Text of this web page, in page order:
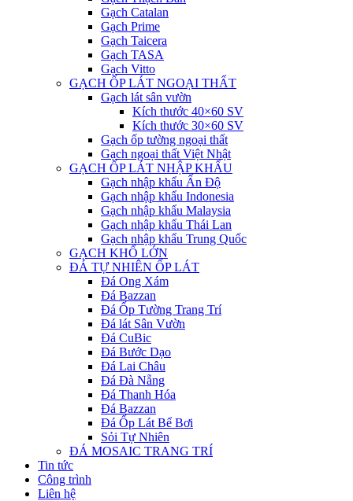
Gạch Catalan
Gạch Prime
Gạch Taicera
Gạch TASA
Gạch Vitto
GẠCH ỐP LÁT NGOẠI THẤT
Gạch lát sân vườn
Kích thước 40×60 SV
Kích thước 30×60 SV
Gạch ốp tường ngoại thất
Gạch ngoại thất Việt Nhật
GẠCH ỐP LÁT NHẬP KHẨU
Gạch nhập khẩu Ấn Độ
Gạch nhập khẩu Indonesia
Gạch nhập khẩu Malaysia
Gạch nhập khẩu Thái Lan
Gạch nhập khẩu Trung Quốc
GẠCH KHỔ LỚN
ĐÁ TỰ NHIÊN ỐP LÁT
Đá Ong Xám
Đá Bazzan
Đá Ốp Tường Trang Trí
Đá lát Sân Vườn
Đá CuBic
Đá Bước Dạo
Đá Lai Châu
Đá Đà Nẵng
Đá Thanh Hóa
Đá Bazzan
Đá Ốp Lát Bể Bơi
Sỏi Tự Nhiên
ĐÁ MOSAIC TRANG TRÍ
Tin tức
Công trình
Liên hệ